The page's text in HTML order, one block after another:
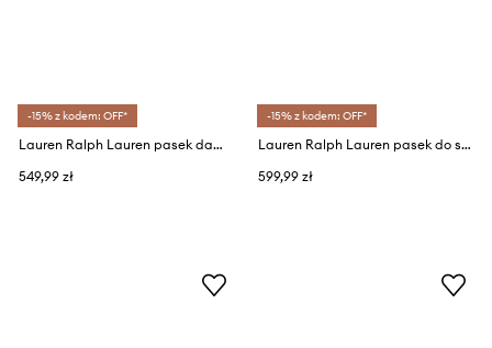
-15% z kodem: OFF*
Lauren Ralph Lauren pasek damski skórzany
549,99 zł
-15% z kodem: OFF*
Lauren Ralph Lauren pasek do sukienki damski skórzany
599,99 zł